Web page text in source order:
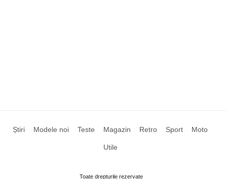
Știri Modele noi Teste Magazin Retro Sport Moto
Utile
Toate drepturile rezervate